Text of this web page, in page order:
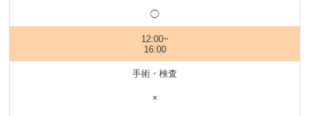
◯
12:00~
16:00
手術・検査
×